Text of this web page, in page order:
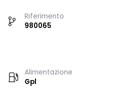
Riferimento
980065
Alimentazione
Gpl